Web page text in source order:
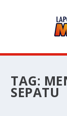
TAG:
SEPATU